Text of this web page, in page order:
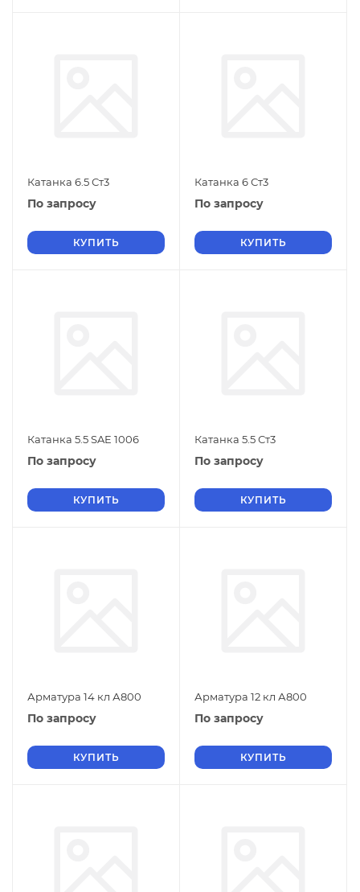
Катанка 6.5 Ст3
По запросу
КУПИТЬ
Катанка 6 Ст3
По запросу
КУПИТЬ
Катанка 5.5 SAE 1006
По запросу
КУПИТЬ
Катанка 5.5 Ст3
По запросу
КУПИТЬ
Арматура 14 кл А800
По запросу
КУПИТЬ
Арматура 12 кл А800
По запросу
КУПИТЬ